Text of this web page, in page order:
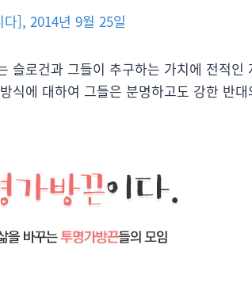
], 2014년 9월 25일
슬로건과 그들이 추구하는 가치에 전적인
식에 대하여 그들은 분명하고도 강한 반대